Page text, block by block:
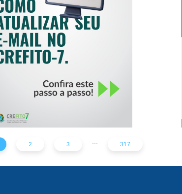
COMO ATUALIZAR
SEU E-MAIL NO
CREFITO-7
2 3 ... 317